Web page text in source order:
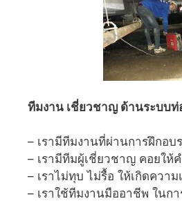
ทีมงาน เชี่ยวชาญ ด้านระบบท่
– เรามีทีมงานที่ผ่านการฝึกอบ
– เรามีทีมผู้เชี่ยวชาญ คอยให้
– เราไม่ทุบ ไม่รื้อ ให้เกิดความ
– เราใช้ทีมงานมืออาชีพ ในก